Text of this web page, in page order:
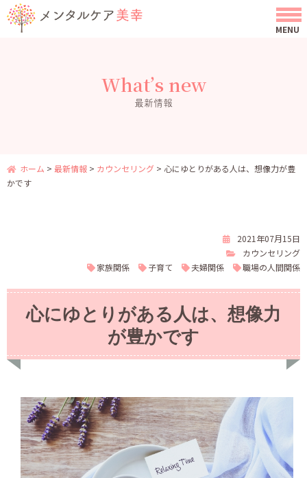
What’s new
最新情報
ホーム > 最新情報 > カウンセリング > 心にゆとりがある人は、想像力が豊
かです
2021年07月15日
カウンセリング
家族関係
子育て 夫婦関係 職場の人間関係
心にゆとりがある人は、想像力
が豊かです